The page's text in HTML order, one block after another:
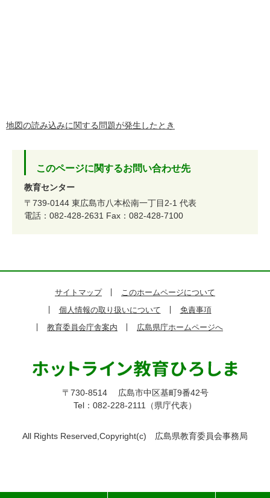
地図の読み込みに関する問題が発生したとき
このページに関するお問い合わせ先
教育センター
〒739-0144 東広島市八本松南一丁目2-1 代表
電話：082-428-2631 Fax：082-428-7100
サイトマップ
このホームページについて
個人情報の取り扱いについて
免責事項
教育委員会庁舎案内
広島県庁ホームページへ
〒730-8514
広島市中区基町9番42号
Tel：082-228-2111（県庁代表）
All Rights Reserved,Copyright(c) 広島県教育委員会事務局